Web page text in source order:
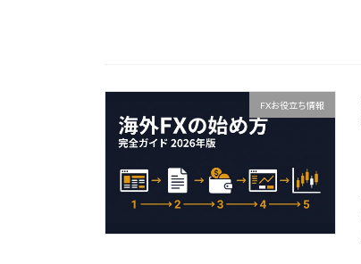
FXお役立ち情報